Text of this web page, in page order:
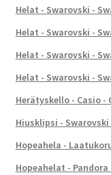
Helat - Swarovski -
Helat - Swarovski -
Helat - Swarovski -
Helat - Swarovski -
Herätyskello - Casio
Hiusklipsi -
Hopeahela -
Hopeahelat -